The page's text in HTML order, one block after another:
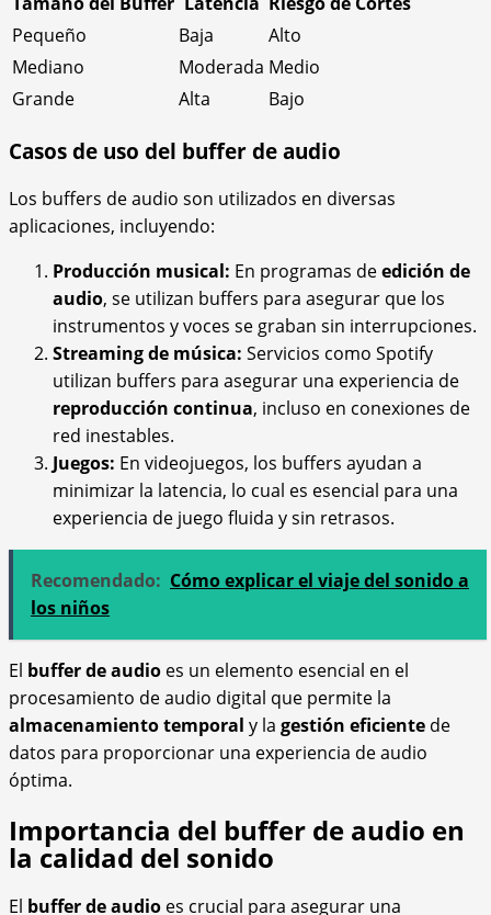
Pequeño
Baja
Alto
Mediano
Moderada Medio
Grande
Alta Bajo
Casos de uso del buffer de audio
Los buffers de audio son utilizados en diversas
aplicaciones, incluyendo:
Producción musical: En programas deedición de
audio, se utilizan buffers para asegurar que los
instrumentos y voces se graban sin interrupciones.
Streaming de música: Servicios como Spotify
utilizan buffers para asegurar una experiencia de
reproducción continua, incluso en conexiones de
red inestables.
Juegos: En videojuegos, los buffers ayudan a
minimizar la latencia, lo cual es esencial para una
experiencia de juego fluida y sin retrasos.
Recomendado: Cómo explicar el viaje del sonido a
los niños
El buffer de audio es un elemento esencial en el
procesamiento de audio digital que permite la
almacenamiento temporal y la gestión eficiente de
datos para proporcionar una experiencia de audio
óptima.
Importancia del buffer de audio en
la calidad del sonido
El buffer de audio es crucial para asegurar una